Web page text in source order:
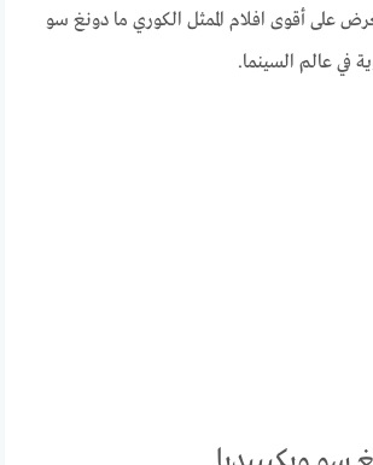
على أقوى افلام الممثل الكوري ما دونغ سو
في عالم السينما.